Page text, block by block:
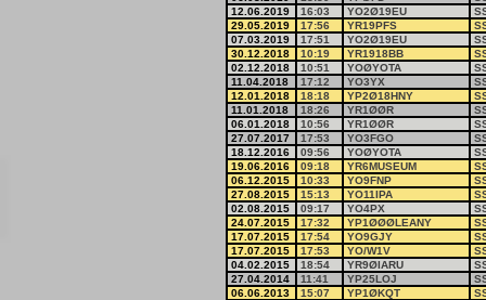
12.06.2019
16:03 YO2Ø19EU
29.05.2019
17:56 YR19PFS
07.03.2019
17:51 YO2Ø19EU
30.12.2018
10:19 YR1918BB
02.12.2018
10:51 YOØYOTA
11.04.2018
17:12 YO3YX
12.01.2018
18:18 YP2Ø18HNY
11.01.2018
18:26 YR1ØØR
06.01.2018
10:56 YR1ØØR
27.07.2017
17:53 YO3FGO
18.12.2016
09:56 YOØYOTA
19.06.2016
09:18 YR6MUSEUM
06.12.2015
10:33 YO9FNP
27.08.2015
15:13 YO11IPA
02.08.2015
09:17 YO4PX
24.07.2015
17:32 YP1ØØØLEANY
17.07.2015
17:54 YO9GJY
17.07.2015
17:53 YO/W1V
04.02.2015
18:54 YR9ØIARU
27.04.2014
11:41 YP25LOJ
06.06.2013
15:07 YP1ØKQT